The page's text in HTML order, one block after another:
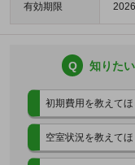
有効期限
Q 知りた
初期費用を教えて
空室状況を教えて